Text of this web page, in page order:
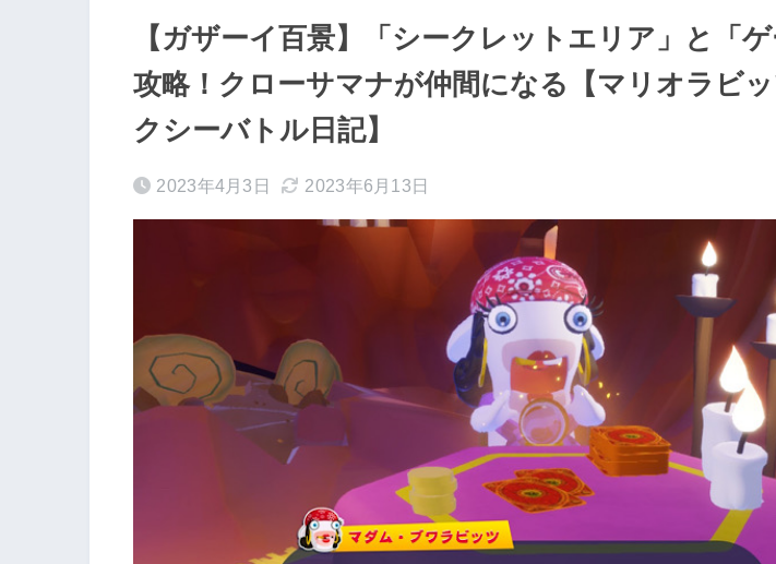
【ガザーイ百景】「シークレットエリア」と「
攻略！クローサマナが仲間になる【マリオラビ
クシーバトル日記】
2023年4月3日 2023年6月13日